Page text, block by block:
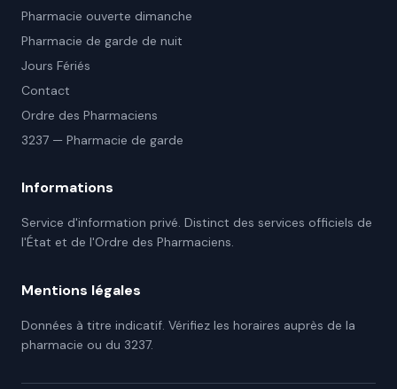
Pharmacie ouverte dimanche
Pharmacie de garde de nuit
Jours Fériés
Contact
Ordre des Pharmaciens
3237 — Pharmacie de garde
Informations
Service d'information privé. Distinct des services officiels de
l'État et de l'Ordre des Pharmaciens.
Mentions légales
Données à titre indicatif. Vérifiez les horaires auprès de la
pharmacie ou du 3237.